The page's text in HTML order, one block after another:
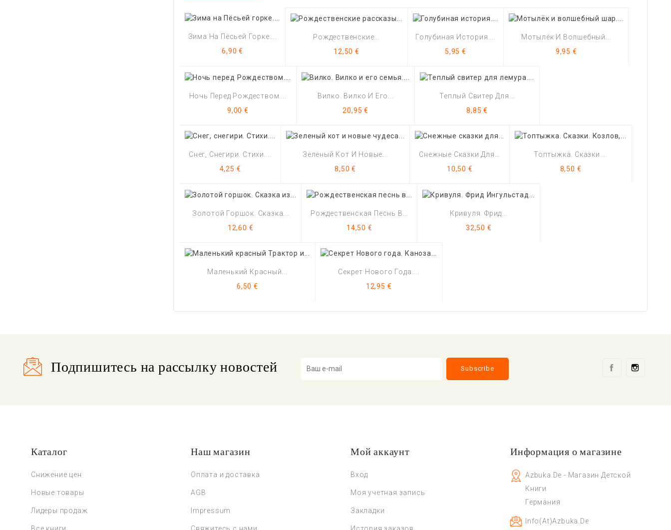
Зима На Пёсьей Горке....
Цена
6,90 €
Рождественские...
Цена
12,50 €
Голубиная История....
Цена
5,95 €
Мотылёк И Волшебный...
Цена
9,95 €
Ночь Перед Рождеством....
Цена
9,00 €
Вилко. Вилко И Его...
Цена
20,95 €
Теплый Свитер Для...
Цена
8,85 €
Снег, Снегири. Стихи....
Цена
4,25 €
Зеленый Кот И Новые...
Цена
8,50 €
Снежные Сказки Для...
Цена
10,50 €
Топтыжка. Сказки....
Цена
8,50 €
Золотой Горшок. Сказка...
Цена
12,60 €
Рождественская Песнь В...
Цена
14,50 €
Кривуля. Фрид...
Цена
32,50 €
Маленький Красный...
Цена
6,50 €
Секрет Нового Года....
Цена
12,95 €
Подпишитесь на рассылку новостей Facebook
Каталог
Снижение цен
Новые товары
Лидеры продаж
Все книги
Наш магазин
Оплата и доставка
AGB
Impressum
Свяжитесь с нами
Мой аккаунт
Вход
Моя учетная запись
Закладки
История заказов
Информация о магазине
Azbuka.de - Магазин Детской
Книги
Германия
Info(at)azbuka.de